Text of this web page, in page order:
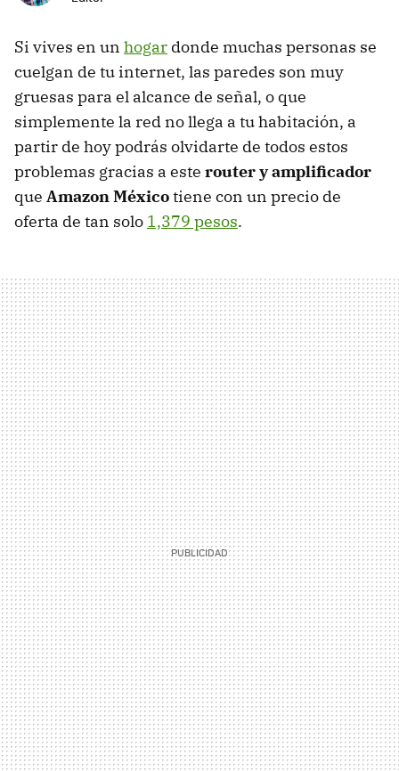
Si vives en un hogar donde muchas personas se
cuelgan de tu internet, las paredes son muy
gruesas para el alcance de señal, o que
simplemente la red no llega a tu habitación, a
partir de hoy podrás olvidarte de todos estos
problemas gracias a este router y amplificador
que Amazon Méxicotiene con un precio de
oferta de tan solo 1,379 pesos.